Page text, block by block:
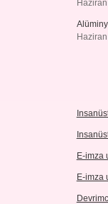
E-imza
E-imza